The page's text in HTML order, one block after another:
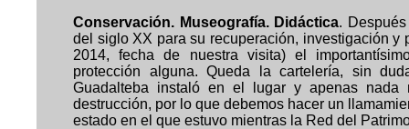
Conservación. Museografía. Didáctica.
del siglo XX para su recuperación, investigación y
2014, fecha de nuestra visita) el
protección alguna. Queda la cartelería, sin
Guadalteba instaló en el lugar y apenas
destrucción, por lo que debemos hacer un
estado en el que estuvo mientras la Red del